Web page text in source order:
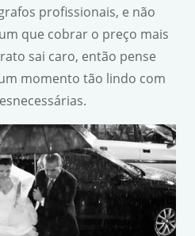
profissionais, e não
que cobrar o preço mais
sai caro, então pense
momento tão lindo com